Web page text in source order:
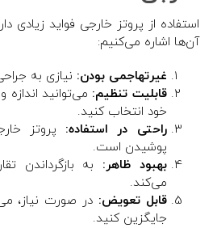
استفاده از پروتز خارجی فواید زیادی
آن‌ها اشاره می‌کنیم:
غیرتهاجمی بودن: نیازی به
قابلیت تنظیم: می‌توانید اندازه
خود انتخاب کنید.
راحتی در استفاده: پروتز
پوشیدن است.
بهبود ظاهر: به بازگرداندن
می‌کند.
قابل تعویض: در صورت نیاز،
جایگزین کنید.